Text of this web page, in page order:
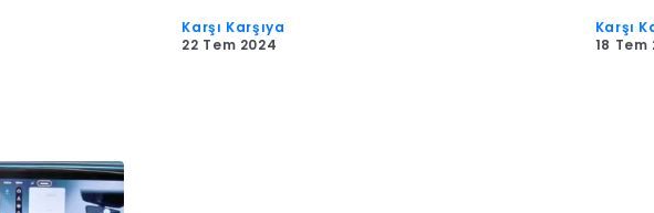
Karşı Karşıya
22 Tem 2024
Karşı
18 Tem